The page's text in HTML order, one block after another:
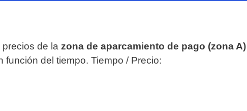
de la zona de aparcamiento de pago (zona A)
función del tiempo. Tiempo / Precio: